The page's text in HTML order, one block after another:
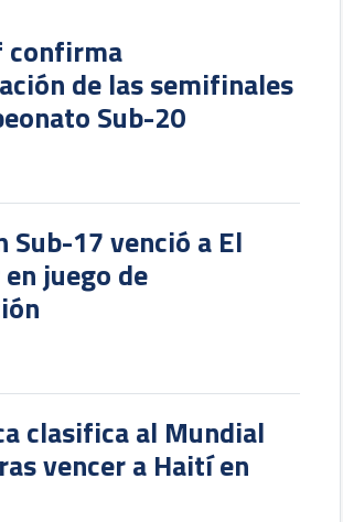
confirma
de las semifinales
Sub-20
Sub-17 venció a El
juego de
clasifica al Mundial
vencer a Haití en